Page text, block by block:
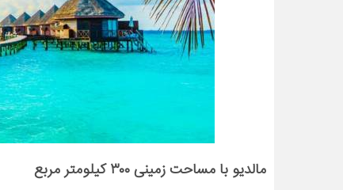
مالدیو با مساحت زمینی ۳۰۰ کیلومتر مربع